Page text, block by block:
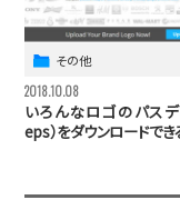
いろんなロゴのパスデ
eps）をダウンロードでき
その他
2018.10.08